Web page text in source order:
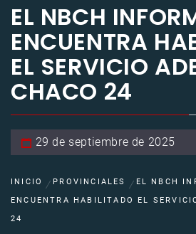
EL NBCH
ENCUENTRA
EL SERVICIO
CHACO 24
29 de septiembre de 2025
INICIO PROVINCIALES
EL NBCH
ENCUENTRA HABILITADO EL
24